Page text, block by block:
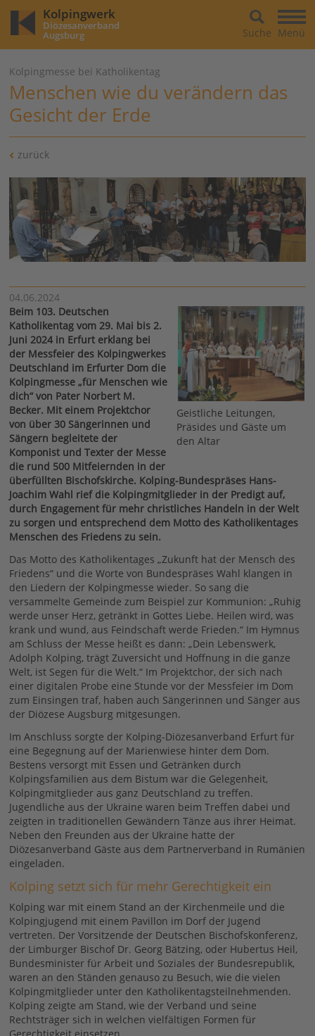
Kolpingwerk
Diözesanverband
Augsburg Menü
Suche
Kolpingmesse bei Katholikentag
Menschen wie du verändern das
Gesicht der Erde
zurück
04.06.2024
Geistliche Leitungen,
Präsides und Gäste um
den Altar
Beim 103. Deutschen
Katholikentag vom 29. Mai bis 2.
Juni 2024 in Erfurt erklang bei
der Messfeier des Kolpingwerkes
Deutschland im Erfurter Dom die
Kolpingmesse „für Menschen wie
dich“ von Pater Norbert M.
Becker. Mit einem Projektchor
von über 30 Sängerinnen und
Sängern begleitete der
Komponist und Texter der Messe
die rund 500 Mitfeiernden in der
überfüllten Bischofskirche. Kolping-Bundespräses Hans-
Joachim Wahl rief die Kolpingmitglieder in der Predigt auf,
durch Engagement für mehr christliches Handeln in der Welt
zu sorgen und entsprechend dem Motto des Katholikentages
Menschen des Friedens zu sein.
Das Motto des Katholikentages „Zukunft hat der Mensch des
Friedens“ und die Worte von Bundespräses Wahl klangen in
den Liedern der Kolpingmesse wieder. So sang die
versammelte Gemeinde zum Beispiel zur Kommunion: „Ruhig
werde unser Herz, getränkt in Gottes Liebe. Heilen wird, was
krank und wund, aus Feindschaft werde Frieden.“ Im Hymnus
am Schluss der Messe heißt es dann: „Dein Lebenswerk,
Adolph Kolping, trägt Zuversicht und Hoffnung in die ganze
Welt, ist Segen für die Welt.“ Im Projektchor, der sich nach
einer digitalen Probe eine Stunde vor der Messfeier im Dom
zum Einsingen traf, haben auch Sängerinnen und Sänger aus
der Diözese Augsburg mitgesungen.
Im Anschluss sorgte der Kolping-Diözesanverband Erfurt für
eine Begegnung auf der Marienwiese hinter dem Dom.
Bestens versorgt mit Essen und Getränken durch
Kolpingsfamilien aus dem Bistum war die Gelegenheit,
Kolpingmitglieder aus ganz Deutschland zu treffen.
Jugendliche aus der Ukraine waren beim Treffen dabei und
zeigten in traditionellen Gewändern Tänze aus ihrer Heimat.
Neben den Freunden aus der Ukraine hatte der
Diözesanverband Gäste aus dem Partnerverband in Rumänien
eingeladen.
Kolping setzt sich für mehr Gerechtigkeit ein
Kolping war mit einem Stand an der Kirchenmeile und die
Kolpingjugend mit einem Pavillon im Dorf der Jugend
vertreten. Der Vorsitzende der Deutschen Bischofskonferenz,
der Limburger Bischof Dr. Georg Bätzing, oder Hubertus Heil,
Bundesminister für Arbeit und Soziales der Bundesrepublik,
waren an den Ständen genauso zu Besuch, wie die vielen
Kolpingmitglieder unter den Katholikentagsteilnehmenden.
Kolping zeigte am Stand, wie der Verband und seine
Rechtsträger sich in welchen vielfältigen Formen für
Gerechtigkeit einsetzen.